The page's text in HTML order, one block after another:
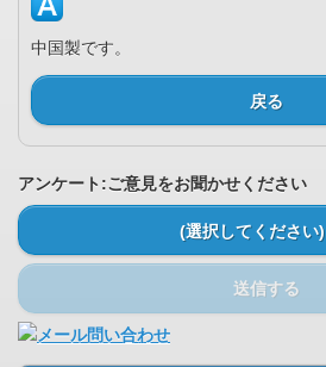
中国製です。
戻る
アンケート:ご意見をお聞かせください
(選択してください)
送信する